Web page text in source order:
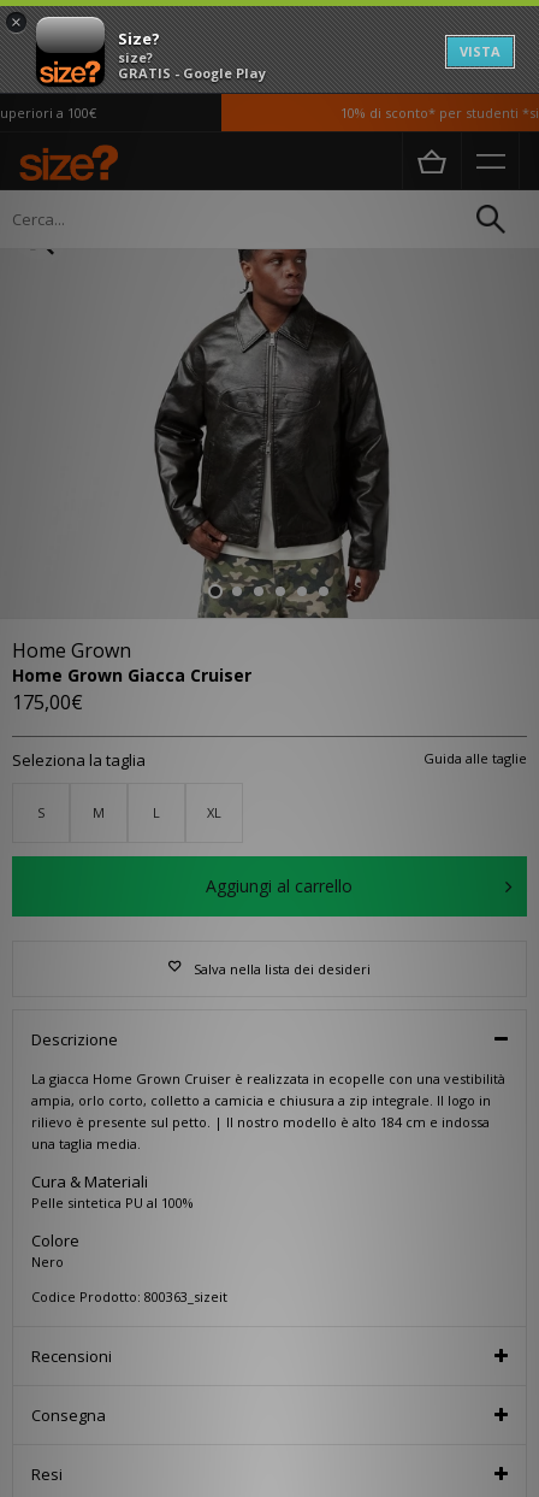
×
Size?
size?
GRATIS - Google Play
VISTA
a 100€ 10% di sconto* per studenti *si
Home Uomo
Home Grown
Home Grown Giacca Cruiser
175,00€
Guida alle taglie
Seleziona la taglia
S M L XL
Aggiungi al carrello
Salva nella lista dei desideri
Descrizione
La giacca Home Grown Cruiser è realizzata in ecopelle con una vestibilità
ampia, orlo corto, colletto a camicia e chiusura a zip integrale. Il logo in
rilievo è presente sul petto. | Il nostro modello è alto 184 cm e indossa
una taglia media.
Cura & Materiali
Pelle sintetica PU al 100%
Colore
Nero
Codice Prodotto: 800363_sizeit
Recensioni
Consegna
Resi